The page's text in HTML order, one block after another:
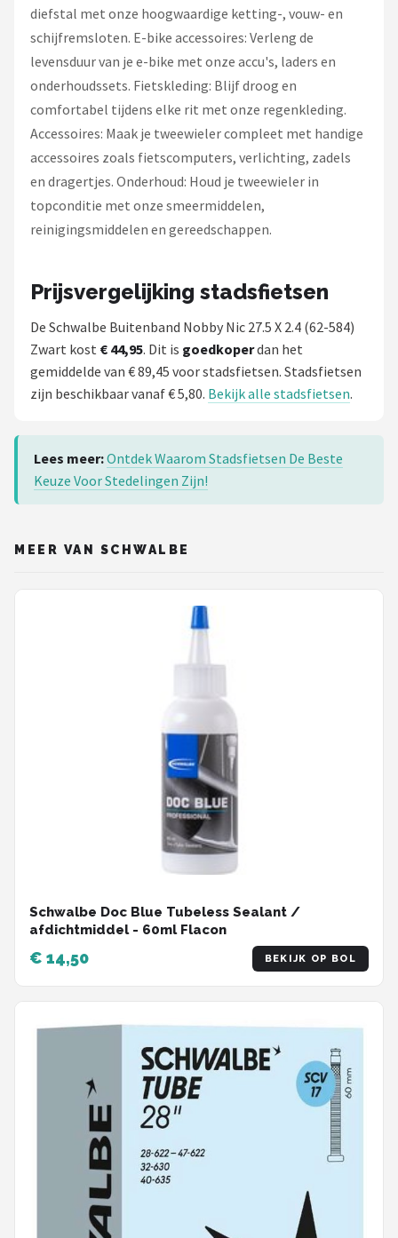
diefstal met onze hoogwaardige ketting-, vouw- en
schijfremsloten. E-bike accessoires: Verleng de
levensduur van je e-bike met onze accu's, laders en
onderhoudssets. Fietskleding: Blijf droog en
comfortabel tijdens elke rit met onze regenkleding.
Accessoires: Maak je tweewieler compleet met handige
accessoires zoals fietscomputers, verlichting, zadels
en dragertjes. Onderhoud: Houd je tweewieler in
topconditie met onze smeermiddelen,
reinigingsmiddelen en gereedschappen.
Prijsvergelijking stadsfietsen
De Schwalbe Buitenband Nobby Nic 27.5 X 2.4 (62-584)
Zwart kost € 44,95. Dit is goedkoperdan het
gemiddelde van € 89,45 voor stadsfietsen. Stadsfietsen
zijn beschikbaar vanaf € 5,80. Bekijk alle stadsfietsen.
Lees meer:Ontdek Waarom Stadsfietsen De Beste
Keuze Voor Stedelingen Zijn!
MEER VAN SCHWALBE
Schwalbe Doc Blue Tubeless Sealant /
afdichtmiddel - 60ml Flacon
€ 14,50 BEKIJK OP BOL